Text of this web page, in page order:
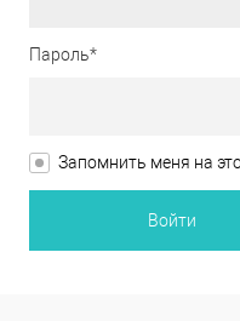
Пароль*
Запомнить меня на